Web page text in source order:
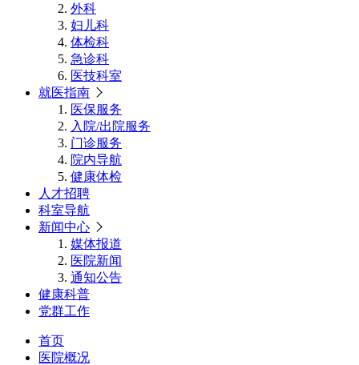
外科
妇儿科
体检科
急诊科
医技科室
就医指南
医保服务
入院/出院服务
门诊服务
院内导航
健康体检
人才招聘
科室导航
新闻中心
媒体报道
医院新闻
通知公告
健康科普
党群工作
首页
医院概况